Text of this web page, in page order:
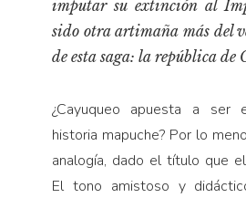
Turismo accidental
Vidas paralelas
imputar su extinción al
sido otra artimaña más del
de esta saga: la república de
¿Cayuqueo apuesta a
historia mapuche? Por lo
analogía, dado el título que
El tono amistoso y